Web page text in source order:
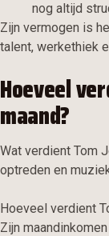
nog altijd
Zijn vermogen is
talent, werkethiek
Hoeveel
maand?
Wat verdient Tom
optreden en
Hoeveel verdient
Zijn